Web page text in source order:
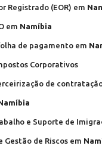
Registrado (EOR) em
em Namíbia
de pagamento em
Corporativos
de
e Suporte de
Gestão de Riscos em